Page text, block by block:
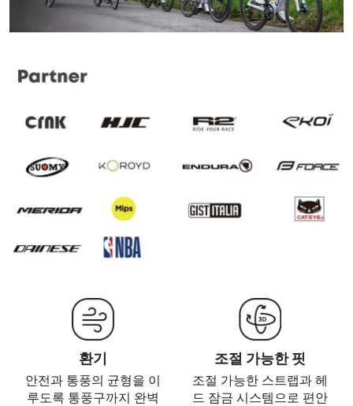
환기
안전과 통풍의 균형을 이
루도록 통풍구까지 완벽
조절 가능한 핏
조절 가능한 스트랩과 헤
드 잠금 시스템으로 편안